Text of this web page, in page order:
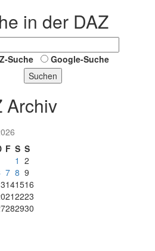
in der DAZ
Suche
Google-Suche
Suchen
Archiv
F S S
1 2
7 8 9
141516
212223
282930